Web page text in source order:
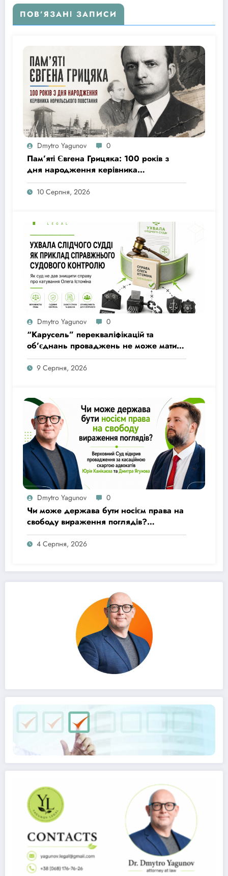
ПОВ’ЯЗАНІ ЗАПИСИ
Dmytro Yagunov 0
Пам’яті Євгена Грицяка: 100 років з
дня народження керівника
Норильського повстання
10 Серпня, 2026
Dmytro Yagunov 0
“Карусель” перекваліфікацій та
об’єднань проваджень не може мати
наслідком амністію особам, причетним
до злочину катування”: як суд не дав
9 Серпня, 2026
Dmytro Yagunov 0
Чи може держава бути носієм права на
свободу вираження поглядів?
Верховний Суд відкрив провадження
за касаційною скаргою адвокатів Юрія
4 Серпня, 2026